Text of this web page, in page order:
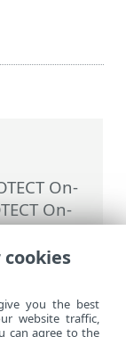
On-
On-
Menu
un
you the best
website traffic,
can agree to the